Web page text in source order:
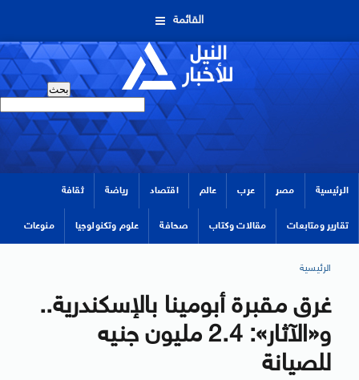
القائمة
الرئيسية مصر عرب عالم اقتصاد رياضة ثقافة
تقارير ومتابعات مقالات وكتاب صحافة علوم وتكنولوجيا منوعات
الرئيسية
غرق مقبرة أبومينا بالإسكندرية..
و«الآثار»: 2.4 مليون جنيه
للصيانة